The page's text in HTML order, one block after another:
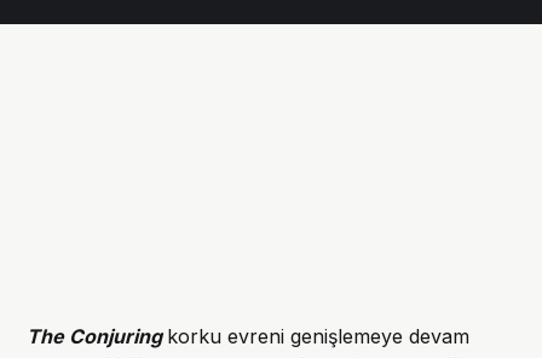
The Conjuringkorku evreni genişlemeye devam